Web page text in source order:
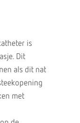
is
Dit
als dit nat
met